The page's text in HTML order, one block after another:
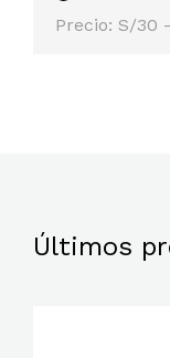
Precio: S/30
Últimos